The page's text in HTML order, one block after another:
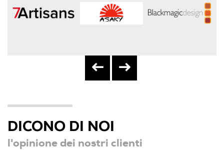
DICONO DI NOI
l'opinione dei nostri clienti